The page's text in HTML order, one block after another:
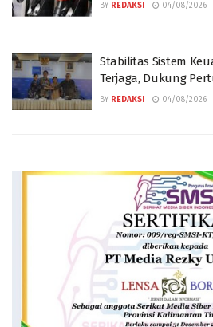
BY REDAKSI 04/08/2026
Stabilitas Sistem
Terjaga, Dukung
BY REDAKSI 04/08/2026